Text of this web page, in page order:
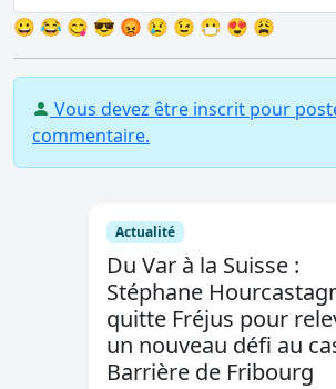
😀 😂 😋 😎 😡 😢 😉 😷 😍 😩
Vous devez être inscrit pour
commentaire.
Actualité
Du Var à la Suisse :
Stéphane
quitte Fréjus pour
un nouveau défi au
Barrière de Fribourg